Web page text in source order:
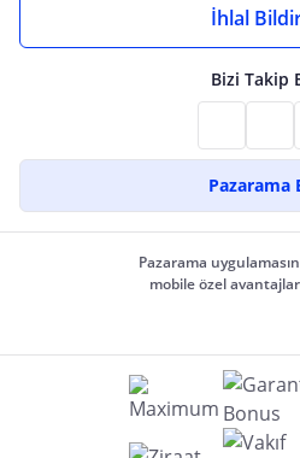
İhlal
Bizi Takip
Pazarama
Pazarama
mobile özel